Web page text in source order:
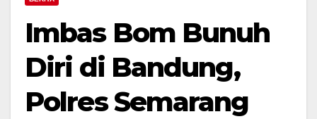
Imbas Bom Bunuh
Diri di Bandung,
Polres Semarang